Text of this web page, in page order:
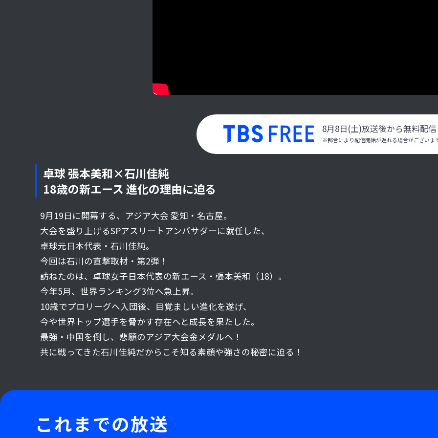
8月8日(土)放送後から無料配信
※都合により配信開始が遅れる場合がございま
卓球 張本美和×石川佳純
18歳の新エース 進化の理由に迫る
9月19日に開幕する、アジア大会 愛知・名古屋。
大会を盛り上げるSPアスリートアンバサダーに就任した、
卓球元日本代表・石川佳純。
今回は石川の直撃取材・第2弾！
訪ねたのは、卓球女子日本代表の新エース・張本美和（18）。
今年5月、世界ランキング3位へ急上昇。
10歳でプロリーグへ入団後、目覚ましい進化を遂げ、
今や世界トップ選手を脅かす存在へと成長を果たした。
最強・中国を倒し、悲願のアジア大会金メダルへ！
共に戦ってきた石川佳純だからこそ知る素顔や強さの秘密に迫る！
これまでの放送